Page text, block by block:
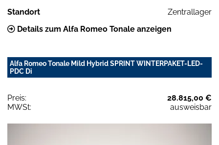
Standort
Zentrallager
Details zum Alfa Romeo Tonale anzeigen
Alfa Romeo Tonale Mild Hybrid SPRINT WINTERPAKET-LED-
PDC Di
Preis:
28.815,00 €
MWSt:
ausweisbar